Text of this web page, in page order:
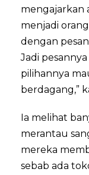
mengajarkan
menjadi
dengan
Jadi
pilihannya
berdagang,”
Ia melihat
merantau
mereka
sebab ada